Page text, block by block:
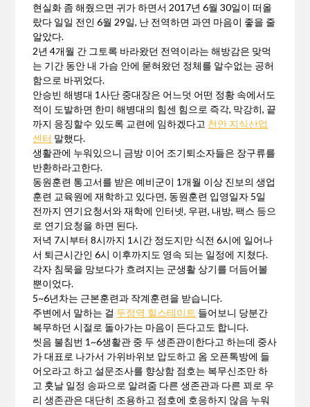
현실화 좀 해줬으면 귀가 하면서 2017년 6월 30일이 떠올
랐다 일일 전인 6월 29일, 난 전역하면 과연 마음이 좋을 줄
알았다.
2년 4개월 간 그토록 바라왔던 전역이라는 해방감은 맞먹
는 기간 동안 내 가슴 안에 묻혀왔던 정체를 알수없는 공허
함으로 바뀌었다.
안승빈 해병대 1사단 중대장은 어느덧 어떤 정황 속에서도
적이 도발하면 한미 해병대의 힘센 힘으로 즉각, 막강히, 끝
까지 응징할수 있도록 교련에 임하겠다고 천안 지식산업
센터 말했다.
생활관에 누워있으니 금방 이어 조기퇴소자들은 장구류를
반환하라고한다.
동원훈련 통고서를 받은 예비군이 1개월 이상 진보의 생업
훈련 교육원에 재학하고 있다면, 동원훈련 입영일자 5일
전까지 연기요청서와 재학에 인터넷, 우편, 내방, 팩스 등으
로 연기요청을 하면 된다.
저녁 7시부터 8시까지 1시간 정도지만 식전 6시에 일어나
서 퇴근시간인 6시 이후까지도 영속 되는 일정에 지쳤다.
각자 침묵을 망보다가 흐려지는 군생활 상기를 더듬어볼
뿐이었다.
5~6년차는 근본훈련과 작계훈련을 받습니다.
주변에서 말하는 걸 두정역 힐스테이트 들어보니 당분간
복무하던 시절로 돌아가는 마음이 든다고도 합니다.
씻음 불침번 1~6생활관 중 두 생존관이한다고 하는데 중사
가 대표로 나가서 가위바위보 압도하고 옴 오픈톡방에 들
어오라고 하고 설문조사를 향상함 점호는 복무신조만 하
고 훗날 일정 송파으로 알려줌 다른 생존관과 다른 꾀로 우
리 생존관은 대단히 조용하고 점호에 호응하지 않음 누워